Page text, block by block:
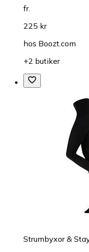
fr.
225 kr
hos Boozt.com
+2 butiker
Strumbyxor &